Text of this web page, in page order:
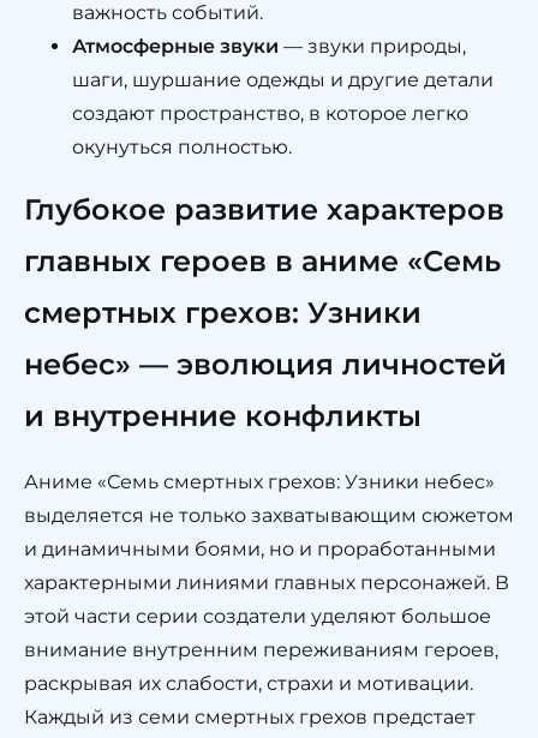
важность событий.
Атмосферные звуки — звуки природы,
шаги, шуршание одежды и другие детали
создают пространство, в которое легко
окунуться полностью.
Глубокое развитие характеров
главных героев в аниме «Семь
смертных грехов: Узники
небес» — эволюция личностей
и внутренние конфликты
Аниме «Семь смертных грехов: Узники небес»
выделяется не только захватывающим сюжетом
и динамичными боями, но и проработанными
характерными линиями главных персонажей. В
этой части серии создатели уделяют большое
внимание внутренним переживаниям героев,
раскрывая их слабости, страхи и мотивации.
Каждый из семи смертных грехов предстает